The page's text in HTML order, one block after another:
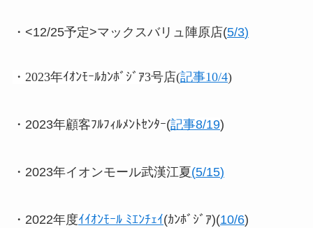
・<12/25予定>マックスバリュ陣原店(5/3)
・2023年ｲｵﾝﾓｰﾙｶﾝﾎﾞｼﾞｱ3号店(記事10/4)
・2023年顧客ﾌﾙﾌｨﾙﾒﾝﾄｾﾝﾀｰ(記事8/19)
・2023年イオンモール武漢江夏(5/15)
・2022年度ｲｲｵﾝﾓｰﾙ ﾐｴﾝﾁｪｲ(ｶﾝﾎﾞｼﾞｱ)(10/6)